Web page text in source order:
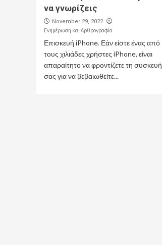
να γνωρίζεις
November 29, 2022
Ενημέρωση και Αρθρογραφία
Επισκευή iPhone. Εάν είστε ένας από
τους χιλιάδες χρήστες iPhone, είναι
απαραίτητο να φροντίζετε τη συσκευή
σας για να βεβαιωθείτε...